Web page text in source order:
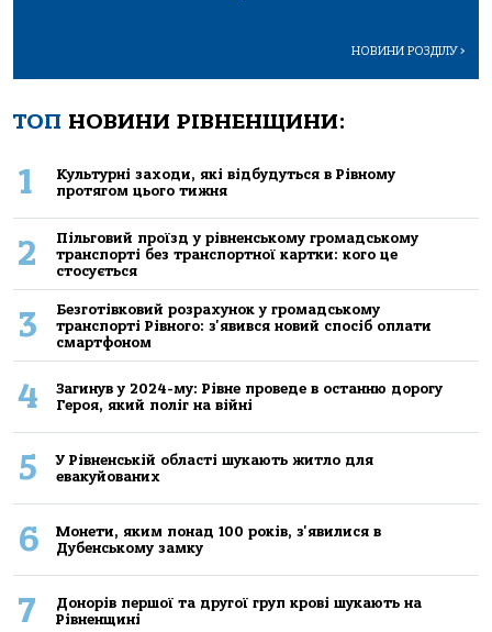
НОВИНИ РОЗДІЛУ>
ТОП НОВИНИ РІВНЕНЩИНИ:
1
Культурні заходи, які відбудуться в Рівному
протягом цього тижня
2
Пільговий проїзд у рівненському громадському
транспорті без транспортної картки: кого це
стосується
3
Безготівковий розрахунок у громадському
транспорті Рівного: з'явився новий спосіб оплати
смартфоном
4
Загинув у 2024-му: Рівне проведе в останню дорогу
Героя, який поліг на війні
5
У Рівненській області шукають житло для
евакуйованих
6
Монети, яким понад 100 років, з'явилися в
Дубенському замку
7
Донорів першої та другої груп крові шукають на
Рівненщині